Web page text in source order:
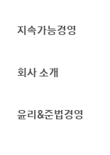
지속가능경영
회사 소개
윤리&준법경영